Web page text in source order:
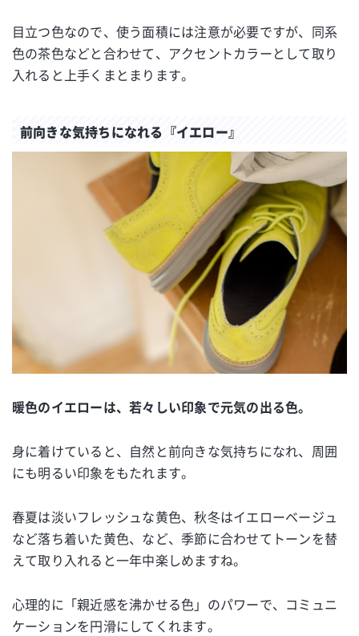
目立つ色なので、使う面積には注意が必要ですが、同系
色の茶色などと合わせて、アクセントカラーとして取り
入れると上手くまとまります。
前向きな気持ちになれる『イエロー』
暖色のイエローは、若々しい印象で元気の出る色。
身に着けていると、自然と前向きな気持ちになれ、周囲
にも明るい印象をもたれます。
春夏は淡いフレッシュな黄色、秋冬はイエローベージュ
など落ち着いた黄色、など、季節に合わせてトーンを替
えて取り入れると一年中楽しめますね。
心理的に「親近感を沸かせる色」のパワーで、コミュニ
ケーションを円滑にしてくれます。